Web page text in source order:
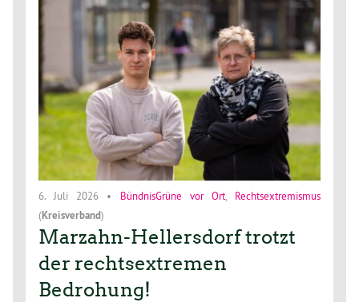
6. Juli 2026 • BündnisGrüne vor Ort, Rechtsextremismus
(Kreisverband)
Marzahn-Hellersdorf trotzt
der rechtsextremen
Bedrohung!